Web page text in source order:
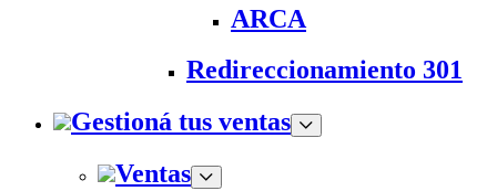
ARCA
Redireccionamiento 301
Gestioná tus ventas
Ventas